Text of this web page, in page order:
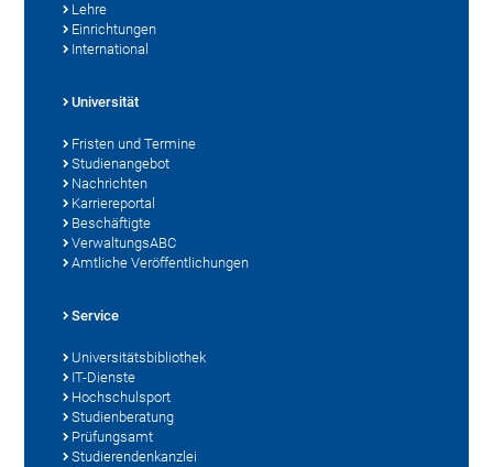
Lehre
Einrichtungen
International
Universität
Fristen und Termine
Studienangebot
Nachrichten
Karriereportal
Beschäftigte
VerwaltungsABC
Amtliche Veröffentlichungen
Service
Universitätsbibliothek
IT-Dienste
Hochschulsport
Studienberatung
Prüfungsamt
Studierendenkanzlei